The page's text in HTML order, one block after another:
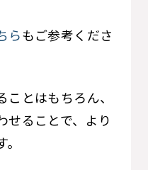
らもご参考くださ
とはもちろん、
せることで、より